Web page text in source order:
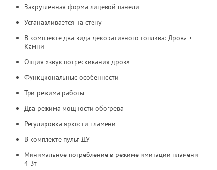
Закругленная форма лицевой панели
Устанавливается на стену
В комплекте два вида декоративного топлива: Дрова +
Камни
Опция «звук потрескивания дров»
Функциональные особенности
Три режима работы
Два режима мощности обогрева
Регулировка яркости пламени
В комплекте пульт ДУ
Минимальное потребление в режиме имитации пламени –
4 Вт